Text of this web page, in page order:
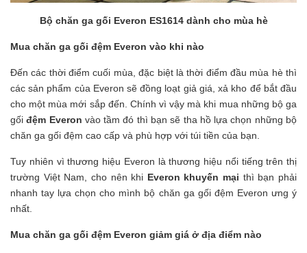
Bộ chăn ga gối Everon ES1614 dành cho mùa hè
Mua chăn ga gối đệm Everon vào khi nào
Đến các thời điểm cuối mùa, đặc biệt là thời điểm đầu mùa hè thì
các sản phẩm của Everon sẽ đồng loạt giả giá, xả kho để bắt đầu
cho một mùa mới sắp đến. Chính vì vậy mà khi mua những bộ ga
gốiđệm Everon vào tầm đó thì bạn sẽ tha hồ lựa chọn những bộ
chăn ga gối đệm cao cấp và phù hợp với túi tiền của bạn.
Tuy nhiên vì thương hiệu Everon là thương hiệu nổi tiếng trên thị
trường Việt Nam, cho nên khi Everon khuyến mại thì bạn phải
nhanh tay lựa chọn cho mình bộ chăn ga gối đệm Everon ưng ý
nhất.
Mua chăn ga gối đệm Everon giảm giá ở địa điểm nào